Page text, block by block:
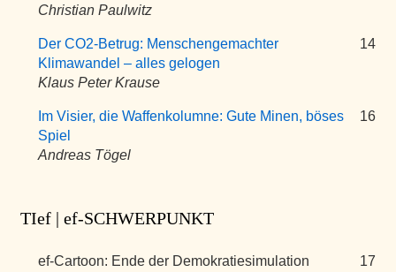
Christian Paulwitz
Der CO2-Betrug: Menschengemachter
Klimawandel – alles gelogen
Klaus Peter Krause
14
Im Visier, die Waffenkolumne: Gute Minen, böses
Spiel
Andreas Tögel
16
TIef | ef-SCHWERPUNKT
ef-Cartoon: Ende der Demokratiesimulation
17